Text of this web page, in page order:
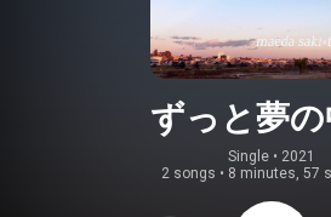
ずっと夢
Single • 2021
2 songs • 8 minutes, 57